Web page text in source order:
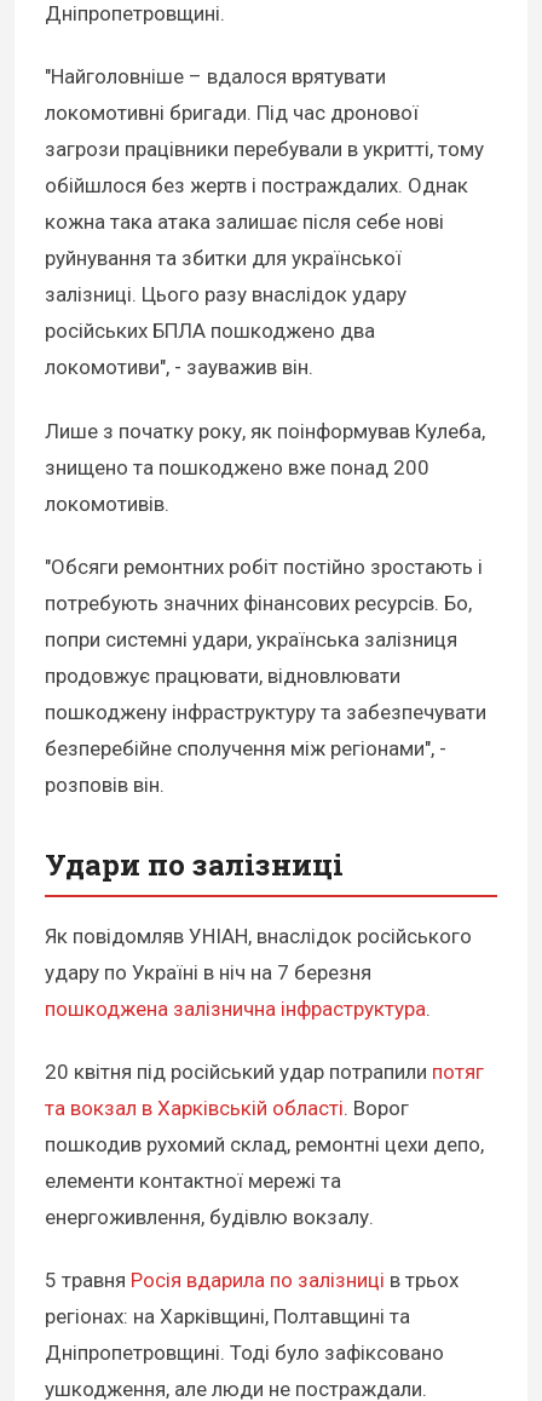
Дніпропетровщині.
"Найголовніше – вдалося врятувати
локомотивні бригади. Під час дронової
загрози працівники перебували в укритті, тому
обійшлося без жертв і постраждалих. Однак
кожна така атака залишає після себе нові
руйнування та збитки для української
залізниці. Цього разу внаслідок удару
російських БПЛА пошкоджено два
локомотиви", - зауважив він.
Лише з початку року, як поінформував Кулеба,
знищено та пошкоджено вже понад 200
локомотивів.
"Обсяги ремонтних робіт постійно зростають і
потребують значних фінансових ресурсів. Бо,
попри системні удари, українська залізниця
продовжує працювати, відновлювати
пошкоджену інфраструктуру та забезпечувати
безперебійне сполучення між регіонами", -
розповів він.
Удари по залізниці
Як повідомляв УНІАН, внаслідок російського
удару по Україні в ніч на 7 березня
пошкоджена залізнична інфраструктура.
20 квітня під російський удар потрапили потяг
та вокзал в Харківській області. Ворог
пошкодив рухомий склад, ремонтні цехи депо,
елементи контактної мережі та
енергоживлення, будівлю вокзалу.
5 травня Росія вдарила по залізниці в трьох
регіонах: на Харківщині, Полтавщині та
Дніпропетровщині. Тоді було зафіксовано
ушкодження, але люди не постраждали.